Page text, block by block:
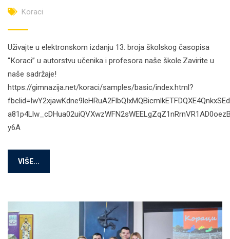
Koraci
Uživajte u elektronskom izdanju 13. broja školskog časopisa
“Кoraci” u autorstvu učenika i profesora naše škole.Zavirite u
naše sadržaje!
https://gimnazija.net/koraci/samples/basic/index.html?
y6A
VIŠE...